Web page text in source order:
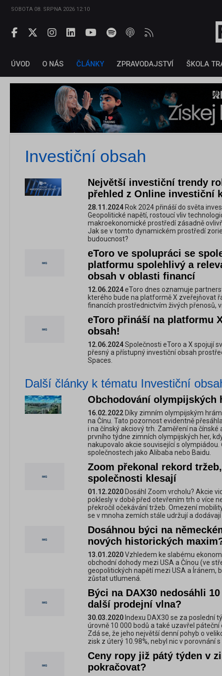
SOBOTA 08. SRPNA 2026 12:10
ÚVOD O NÁS ČLÁNKY ZPRAVODAJSTVÍ ŠKOLA
Investiční obsah
Největší investiční trendy
přehled z Online investiční
28.11.2024 Rok 2024 přináší do světa
Geopolitické napětí, rostoucí vliv
makroekonomické prostředí zásadně
Jak se v tomto dynamickém prostředí
budoucnost?
eToro ve spolupráci se
platformu spolehlivý a
obsah v oblasti financí
12.06.2024eToro dnes oznamuje
kterého bude na platformě X zveřejňovat
financích prostřednictvím živých přenosů,
eToro přináší na platformu
obsah!
12.06.2024Společnosti eToro a X spojují
přesný a přístupný investiční obsah
Spaces.
Další články k tématu Investiční
Obchodování olympijských
16.02.2022 Díky zimním olympijským
na Čínu. Tato pozornost evidentně
i na čínský akciový trh. Zaměření na
prvního týdne zimních olympijských her,
nakupovalo akcie související s
společnostech jako Alibaba nebo Baidu.
Zoom překonal rekord
společnosti klesají
01.12.2020 Dosáhl Zoom vrcholu? Akcie
poklesly v době před otevřením trh o více
překročil očekávání tržeb. Omezení
se v mnoha zemích stále udržují a
Dosáhnou býci na
nových historických
13.01.2020Vzhledem ke slabému
obchodní dohody mezi USA a Čínou (ve
geopolitických napětí mezi USA a Íránem,
zůstat utlumená.
Býci na DAX30 nedosáhli
další prodejní vlna?
30.03.2020 Indexu DAX30 se za poslední
úrovně 10 000 bodů a také uzavřel
Zdá se, že jeho největší denní pohyb o
zisk z úterý 10.98%, nebyl nic v porovnání
Ceny ropy již pátý týden v
pokračovat?